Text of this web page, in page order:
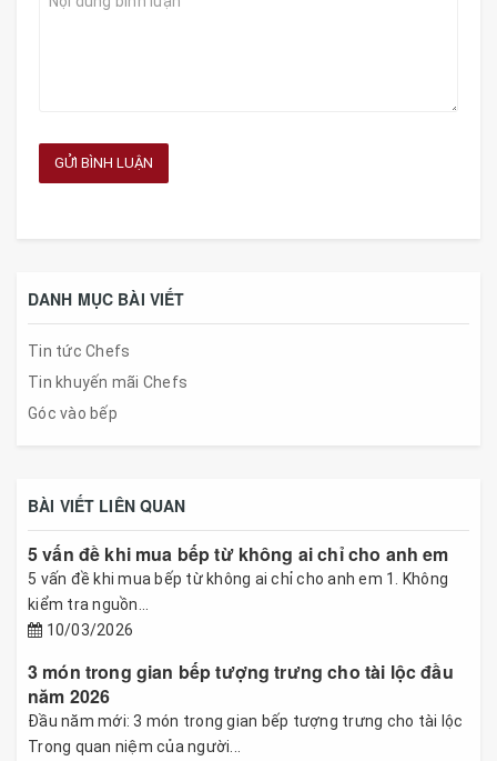
GỬI BÌNH LUẬN
DANH MỤC BÀI VIẾT
Tin tức Chefs
Tin khuyến mãi Chefs
Góc vào bếp
BÀI VIẾT LIÊN QUAN
5 vấn đề khi mua bếp từ không ai chỉ cho anh em
5 vấn đề khi mua bếp từ không ai chỉ cho anh em 1. Không
kiểm tra nguồn...
10/03/2026
3 món trong gian bếp tượng trưng cho tài lộc đầu
năm 2026
Đầu năm mới: 3 món trong gian bếp tượng trưng cho tài lộc
Trong quan niệm của người...